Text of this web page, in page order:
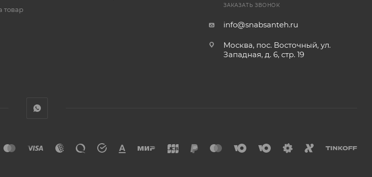
товар
ЗАКАЗАТЬ ЗВОНОК
info@snabsanteh.ru
Москва, пос. Восточный, ул.
Западная, д. 6, стр. 19